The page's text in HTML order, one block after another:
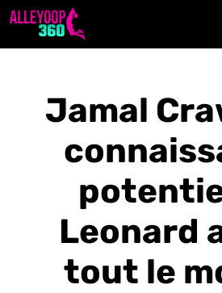
Aller
Jamal
Leonard
tout le